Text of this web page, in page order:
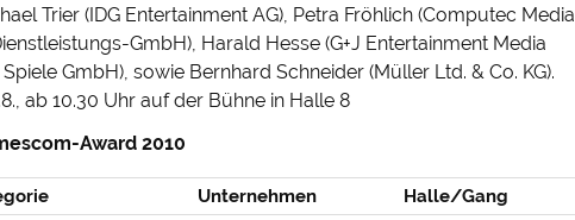
Trier (IDG Entertainment AG), Petra Fröhlich (Computec Media
GmbH), Harald Hesse (G+J Entertainment Media
GmbH), sowie Bernhard Schneider (Müller Ltd. & Co. KG).
ab 10.30 Uhr auf der Bühne in Halle 8
Award 2010
Unternehmen
Halle/Gang